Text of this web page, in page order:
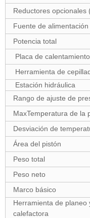
Reductores opcionales
Fuente de alimentación
Potencia total
Placa de calentamiento
Herramienta de
Estación hidráulica
Rango de ajuste de
MaxTemperatura de la
Desviación de
Área del pistón
Peso total
Peso neto
Marco básico
Herramienta de planeo
calefactora